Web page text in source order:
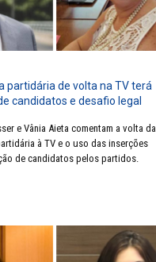
partidária de volta na TV terá
candidatos e desafio legal
e Vânia Aieta comentam a volta da
à TV e o uso das inserções
de candidatos pelos partidos.